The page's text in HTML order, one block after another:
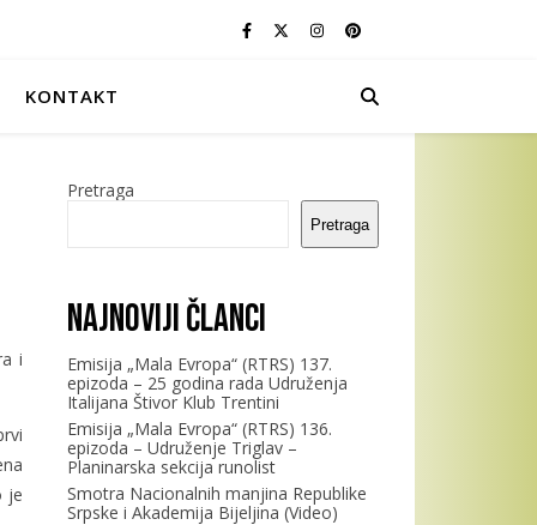
KONTAKT
i
je
Pretraga
Pretraga
Najnoviji članci
Emisija „Mala Evropa“ (RTRS) 137.
epizoda – 25 godina rada Udruženja
Italijana Štivor Klub Trentini
Emisija „Mala Evropa“ (RTRS) 136.
epizoda – Udruženje Triglav –
Planinarska sekcija runolist
Smotra Nacionalnih manjina Republike
Srpske i Akademija Bijeljina (Video)